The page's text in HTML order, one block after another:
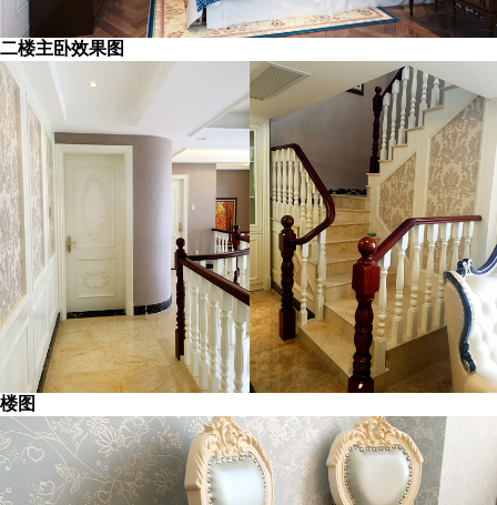
二楼主卧效果图
楼图